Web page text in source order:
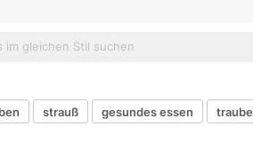
strauß gesundes essen traube